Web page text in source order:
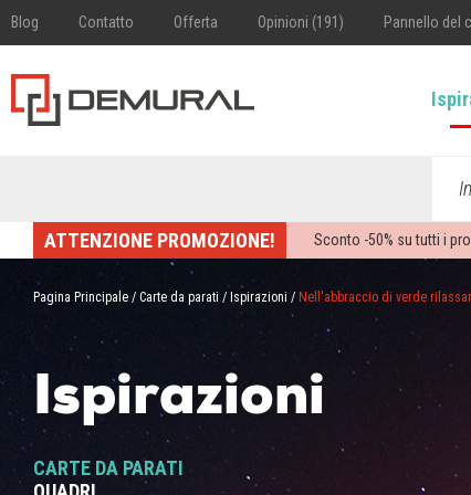
Blog Contatto Offerta Opinioni (191) Pannello del
ATTENZIONE PROMOZIONE! Sconto -50% su tutti i
Pagina Principale / Carte da parati / Ispirazioni / Nell'abbraccio di verde
Ispirazioni
CARTE DA PARATI